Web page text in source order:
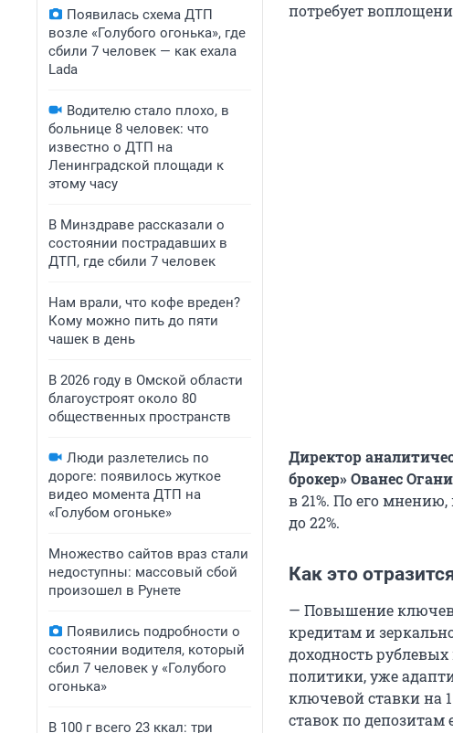
Появилась схема ДТП
возле «Голубого огонька», где
сбили 7 человек — как ехала
Lada
Водителю стало плохо, в
больнице 8 человек: что
известно о ДТП на
Ленинградской площади к
этому часу
В Минздраве рассказали о
состоянии пострадавших в
ДТП, где сбили 7 человек
Нам врали, что кофе вреден?
Кому можно пить до пяти
чашек в день
В 2026 году в Омской области
благоустроят около 80
общественных пространств
Люди разлетелись по
дороге: появилось жуткое
видео момента ДТП на
«Голубом огоньке»
Множество сайтов враз стали
недоступны: массовый сбой
произошел в Рунете
Появились подробности о
состоянии водителя, который
сбил 7 человек у «Голубого
огонька»
В 100 г всего 23 ккал: три
потребует
Директор
брокер» Ованес
в 21%. По его
до 22%.
Как это
— Повышение
кредитам и
доходность
политики, уже
ключевой ставки на
ставок по депозитам